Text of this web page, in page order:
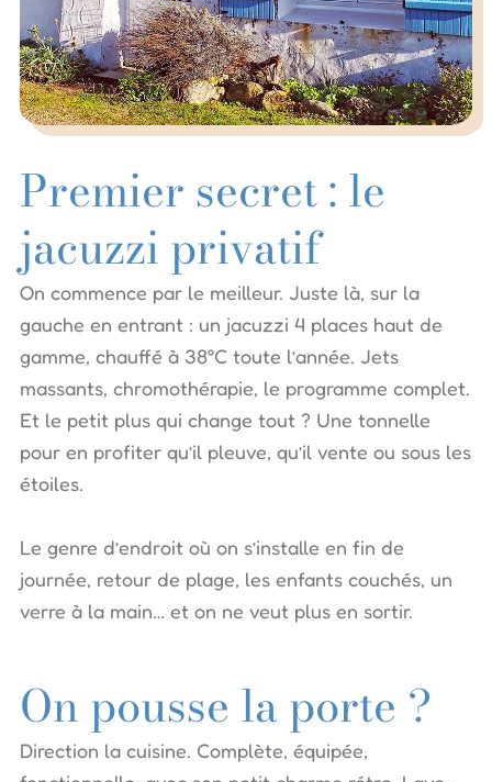
On pousse la porte ?
Direction la cuisine. Complète, équipée,
Premier secret : le
jacuzzi privatif
On commence par le meilleur. Juste là, sur la
gauche en entrant : un jacuzzi 4 places haut de
gamme, chauffé à 38°C toute l’année. Jets
massants, chromothérapie, le programme complet.
Et le petit plus qui change tout ? Une tonnelle
pour en profiter qu’il pleuve, qu’il vente ou sous les
étoiles.
Le genre d’endroit où on s’installe en fin de
journée, retour de plage, les enfants couchés, un
verre à la main… et on ne veut plus en sortir.